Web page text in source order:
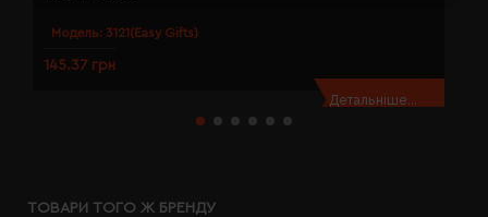
Модель: 3121(Easy Gifts)
145.37 грн
Детальніше...
ТОВАРИ ТОГО Ж БРЕНДУ